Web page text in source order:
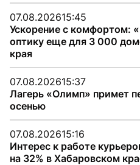
07.08.202615:45
Ускорение с комфортом:
оптику еще для 3 000
края
07.08.202615:37
Лагерь «Олимп» примет
осенью
07.08.202615:16
Интерес к работе
на 32% в Хабаровском